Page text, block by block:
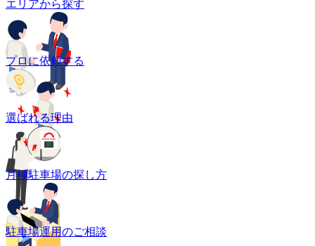
エリアから探す
プロに依頼する
選ばれる理由
月極駐車場の探し方
駐車場運用のご相談